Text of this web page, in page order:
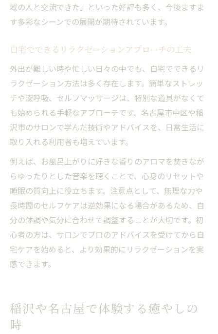
域の人と交流できた」といった好評も多く、今後ますま
す多彩なシーンでの展開が期待されています。
自宅でできるリラクゼーションアプローチの工夫
外出が難しい時や忙しい日々の中でも、自宅でできるリ
ラクゼーション方法は多く存在します。簡単なストレッ
チや深呼吸、セルフマッサージは、特別な道具がなくて
も始められる手軽なアプローチです。名古屋市中区や稲
沢市のサロンで学んだ技術やアドバイスを、日常生活に
取り入れる利用者も増えています。
例えば、お風呂上がりに好きな香りのアロマを焚きなが
らゆったりとした音楽を聴くことで、心身のリセットや
睡眠の質向上に役立ちます。注意点として、無理な力や
長時間のセルフケアは逆効果になる場合があるため、自
分の体調や気分に合わせて調整することが大切です。初
心者の方は、サロンでプロのアドバイスを受けてから自
宅ケアを始めると、より効果的にリラクゼーションを実
感できます。
稲沢や名古屋で体験する癒やしの
時